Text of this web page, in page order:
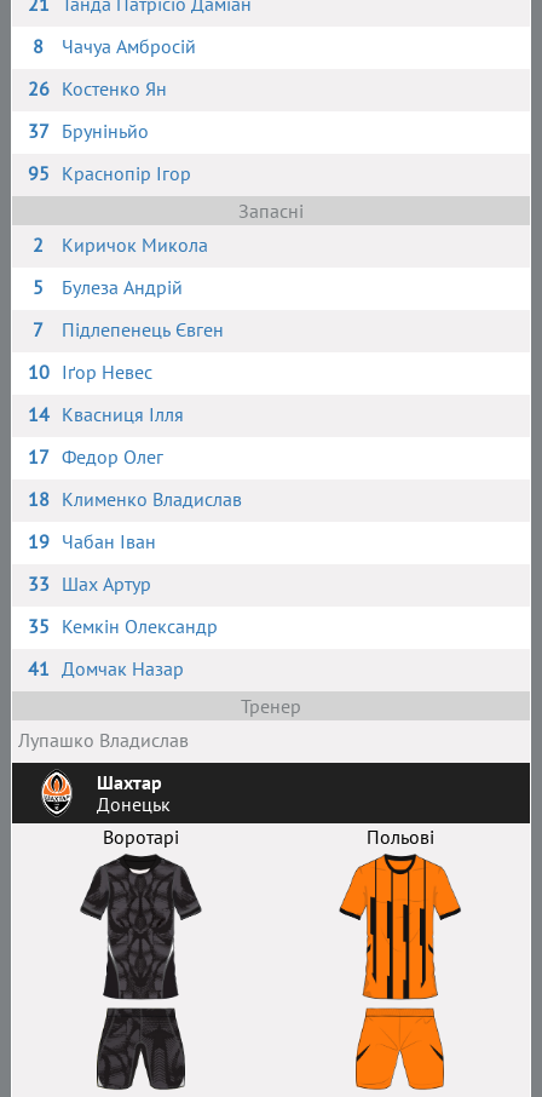
8
Чачуа Амбросій
26 Костенко Ян
37 Бруніньйо
95 Краснопір Ігор
Запасні
2
Киричок Микола
5
Булеза Андрій
7
Підлепенець Євген
10 Іґор Невес
14 Квасниця Ілля
17 Федор Олег
18 Клименко Владислав
19 Чабан Іван
33 Шах Артур
35 Кемкін Олександр
41 Домчак Назар
Тренер
Лупашко Владислав
Шахтар
Донецьк
Воротарі
Польові